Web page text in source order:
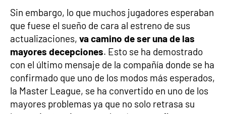
Sin embargo, lo que muchos jugadores esperaban
que fuese el sueño de cara al estreno de sus
actualizaciones, va camino de ser una de las
mayores decepciones. Esto se ha demostrado
con el último mensaje de la compañía donde se ha
confirmado que uno de los modos más esperados,
la Master League, se ha convertido en uno de los
mayores problemas ya que no solo retrasa su